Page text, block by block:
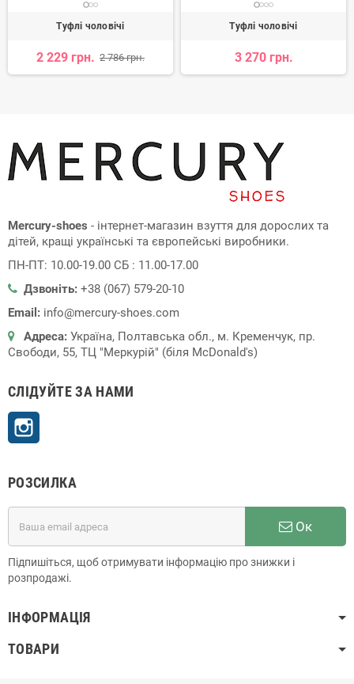
Туфлі чоловічі
2 229 грн. 2 786 грн.
Туфлі чоловічі
3 270 грн.
Mercury-shoes - інтернет-магазин взуття для дорослих та
дітей, кращі українські та європейські виробники.
ПН-ПТ: 10.00-19.00 СБ : 11.00-17.00
Дзвоніть: +38 (067) 579-20-10
Email: info@mercury-shoes.com
Адреса: Україна, Полтавська обл., м. Кременчук, пр.
Свободи, 55, ТЦ "Меркурій" (біля McDonald's)
СЛІДУЙТЕ ЗА НАМИ
РОЗСИЛКА
Ок
Підпишіться, щоб отримувати інформацію про знижки і
розпродажі.
ІНФОРМАЦІЯ
ТОВАРИ